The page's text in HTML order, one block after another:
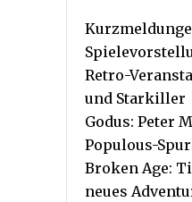
Retro-
und Starkiller
Godus: Peter
Populous-
Broken Age:
neues